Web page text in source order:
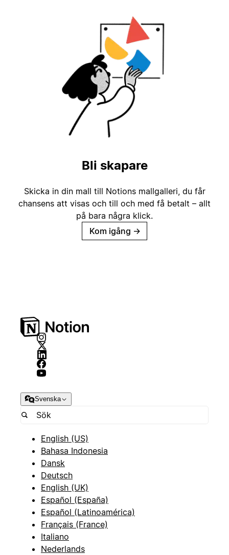
Bli skapare
Skicka in din mall till Notions mallgalleri, du får
chansens att visas och till och med få betalt – allt
på bara några klick.
Kom igång →
Svenska
English (US)
Bahasa Indonesia
Dansk
Deutsch
English (UK)
Español (España)
Español (Latinoamérica)
Français (France)
Italiano
Nederlands